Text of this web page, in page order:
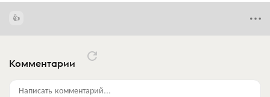
Комментарии
Написать комментарий...